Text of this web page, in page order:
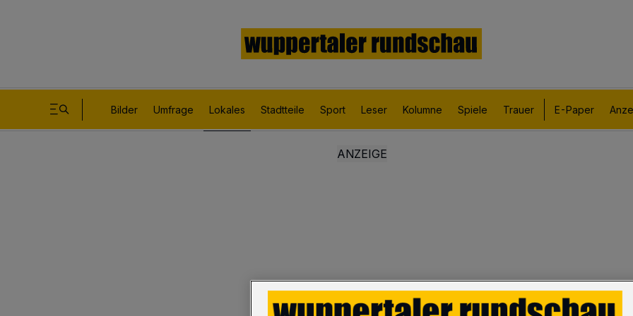
Bilder Umfrage Lokales Stadtteile Sport Leser Kolumne Spiele Trauer E-Paper